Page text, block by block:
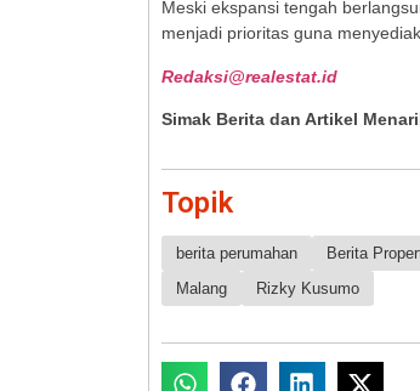
Meski ekspansi tengah
menjadi prioritas guna
Redaksi@realestat.id
Simak Berita dan Artikel
Topik
berita perumahan Berita
Malang
Rizky Kusumo